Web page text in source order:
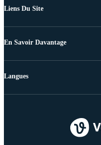
Liens Du Site
En Savoir Davantage
Langues